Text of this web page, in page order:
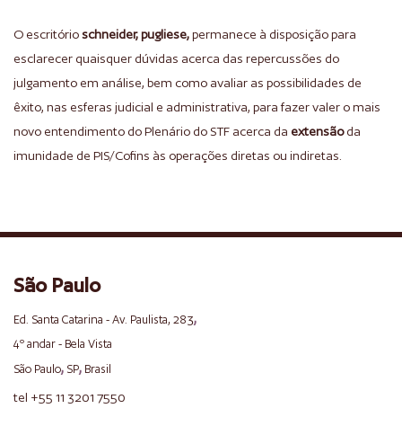
O escritórioschneider, pugliese,permanece à disposição para
esclarecer quaisquer dúvidas acerca das repercussões do
julgamento em análise, bem como avaliar as possibilidades de
êxito, nas esferas judicial e administrativa, para fazer valer o mais
novo entendimento do Plenário do STF acerca da extensãoda
imunidade de PIS/Cofins às operações diretas ou indiretas.
São Paulo
Ed. Santa Catarina - Av. Paulista, 283,
4º andar - Bela Vista
São Paulo, SP, Brasil
tel +55 11 3201 7550